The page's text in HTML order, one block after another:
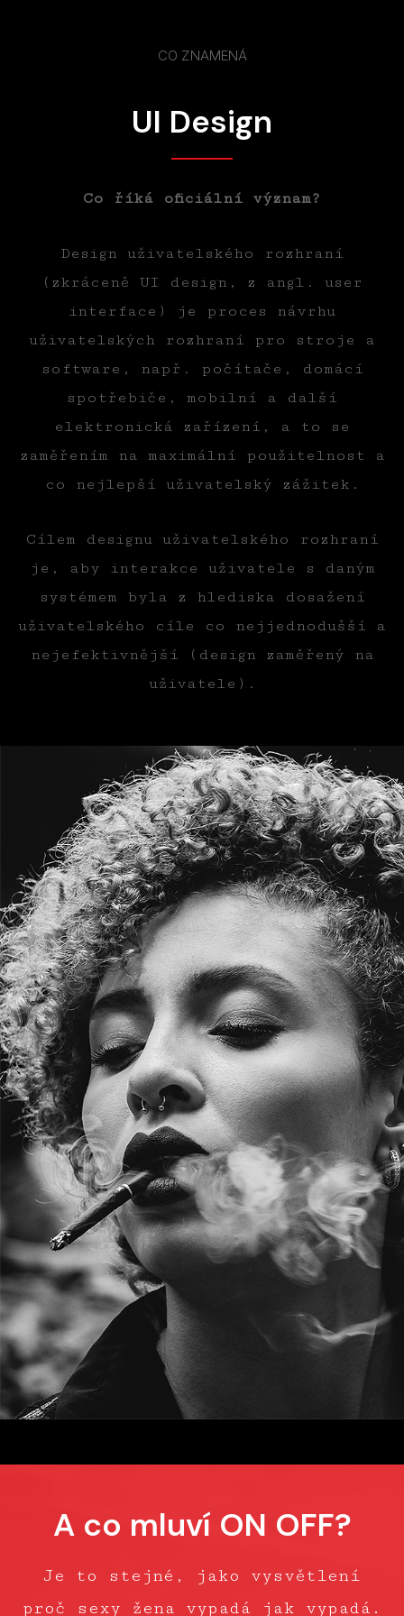
CO ZNAMENÁ
UI Design
Co říká oficiální význam?
Design uživatelského rozhraní
(zkráceně UI design, z angl. user
interface) je proces návrhu
uživatelských rozhraní pro stroje a
software, např. počítače, domácí
spotřebiče, mobilní a další
elektronická zařízení, a to se
zaměřením na maximální použitelnost a
co nejlepší uživatelský zážitek.
Cílem designu uživatelského rozhraní
je, aby interakce uživatele s daným
systémem byla z hlediska dosažení
uživatelského cíle co nejjednodušší a
nejefektivnější (design zaměřený na
uživatele).
A co mluví ON OFF?
Je to stejné, jako vysvětlení
proč sexy žena vypadá jak vypadá.